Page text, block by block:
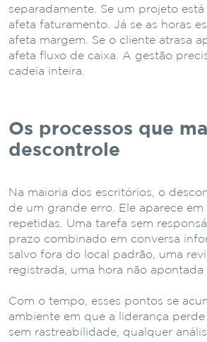
separadamente. Se um projeto
afeta faturamento. Já se as horas
afeta margem. Se o cliente atrasa
afeta fluxo de caixa. A gestão
cadeia inteira.
Os processos que
descontrole
Na maioria dos escritórios, o
de um grande erro. Ele aparece em
repetidas. Uma tarefa sem
prazo combinado em conversa
salvo fora do local padrão, uma
registrada, uma hora não apontada
Com o tempo, esses pontos se
ambiente em que a liderança
sem rastreabilidade, qualquer